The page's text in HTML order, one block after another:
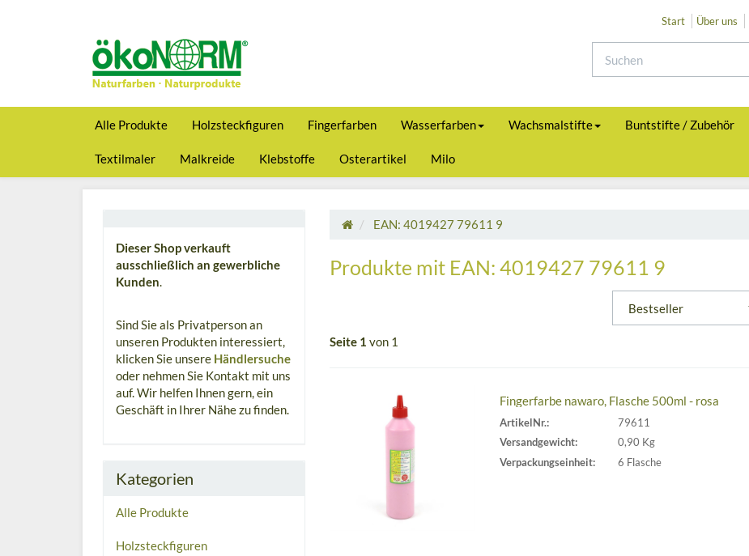
Start Über uns
Alle Produkte Holzsteckfiguren Fingerfarben Wasserfarben Wachsmalstifte Buntstifte / Zubehör
Textilmaler Malkreide Klebstoffe Osterartikel Milo
EAN: 4019427 79611 9
Produkte mit EAN: 4019427 79611 9
Seite 1 von 1
Fingerfarbe nawaro, Flasche 500ml - rosa
ArtikelNr.:
79611
Versandgewicht:
0,90 Kg
Verpackungseinheit:
6 Flasche
Dieser Shop verkauft
ausschließlich an gewerbliche
Kunden.
Sind Sie als Privatperson an
unseren Produkten interessiert,
klicken Sie unsere Händlersuche
oder nehmen Sie Kontakt mit uns
auf. Wir helfen Ihnen gern, ein
Geschäft in Ihrer Nähe zu finden.
Kategorien
Alle Produkte
Holzsteckfiguren